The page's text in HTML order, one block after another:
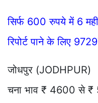
सिर्फ 600 रुपये में 6
रिपोर्ट पाने के लिए
जोधपुर (JODHPUR)
चना भाव ₹ 4600 से